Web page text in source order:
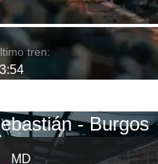
tren:
- Burgos
MD